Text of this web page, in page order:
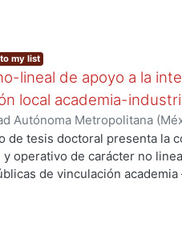
my list
lineal de apoyo a la
local academia-
Autónoma Metropolitana
de Información., 2014-03-24)
de tesis doctoral presenta la
operativo de carácter no
de vinculación